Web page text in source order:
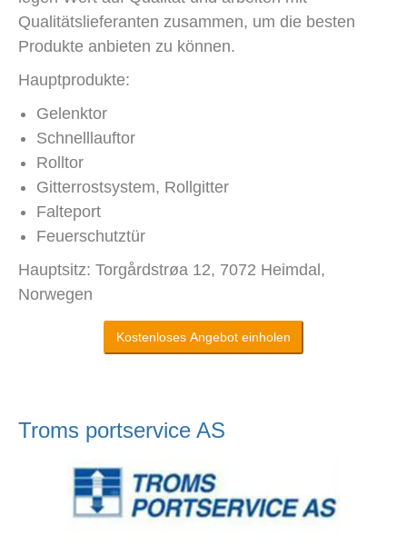
Qualitätslieferanten zusammen, um die besten
Produkte anbieten zu können.
Hauptprodukte:
Gelenktor
Schnelllauftor
Rolltor
Gitterrostsystem, Rollgitter
Falteport
Feuerschutztür
Hauptsitz: Torgårdstrøa 12, 7072 Heimdal,
Norwegen
Kostenloses Angebot einholen
Troms portservice AS